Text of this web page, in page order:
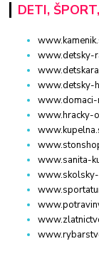
DETI,
www.detsky-
www.detsky-
www.domaci-
www.hracky-
www.sanita-